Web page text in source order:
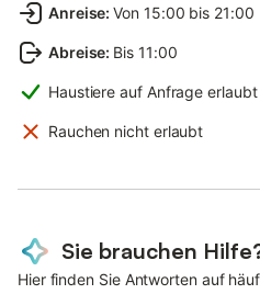
Anreise: Von 15:00 bis 21:00
Abreise: Bis 11:00
Haustiere auf Anfrage erlaubt
Rauchen nicht erlaubt
Sie brauchen
Hier finden Sie Antworten auf